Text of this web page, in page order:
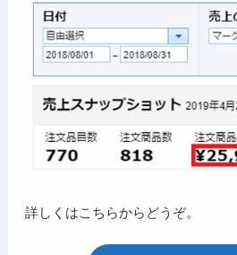
詳しくはこちらからどうぞ。